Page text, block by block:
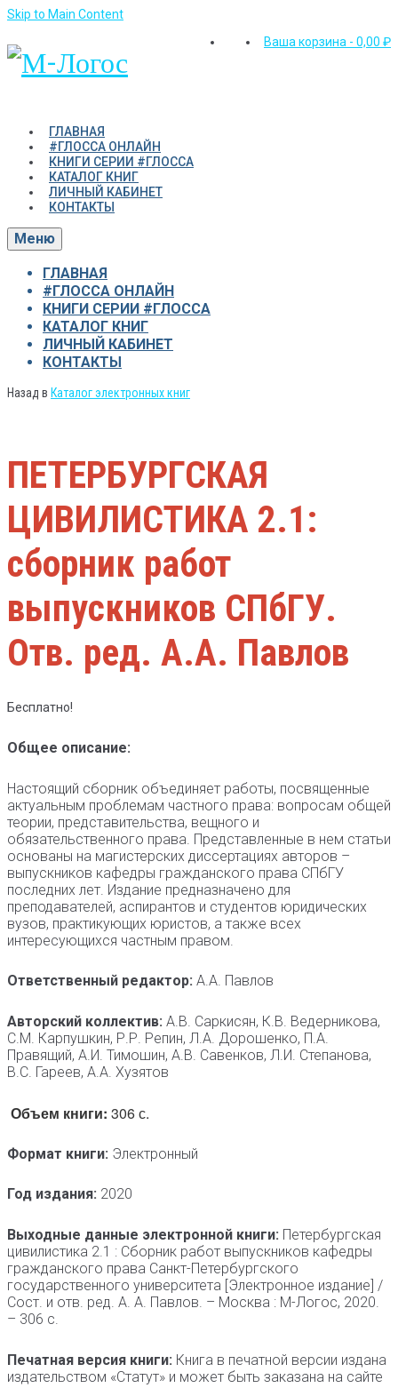
Skip to Main Content
Ваша корзина - 0,00 ₽
ГЛАВНАЯ
#ГЛОССА ОНЛАЙН
КНИГИ СЕРИИ #ГЛОССА
КАТАЛОГ КНИГ
ЛИЧНЫЙ КАБИНЕТ
КОНТАКТЫ
Меню
ГЛАВНАЯ
#ГЛОССА ОНЛАЙН
КНИГИ СЕРИИ #ГЛОССА
КАТАЛОГ КНИГ
ЛИЧНЫЙ КАБИНЕТ
КОНТАКТЫ
Назад в Каталог электронных книг
ПЕТЕРБУРГСКАЯ
ЦИВИЛИСТИКА 2.1:
сборник работ
выпускников СПбГУ.
Отв. ред. А.А. Павлов
Бесплатно!
Общее описание:
Настоящий сборник объединяет работы, посвященные
актуальным проблемам частного права: вопросам общей
теории, представительства, вещного и
обязательственного права. Представленные в нем статьи
основаны на магистерских диссертациях авторов –
выпускников кафедры гражданского права СПбГУ
последних лет. Издание предназначено для
преподавателей, аспирантов и студентов юридических
вузов, практикующих юристов, а также всех
интересующихся частным правом.
Ответственный редактор: А.А. Павлов
Авторский коллектив: А.В. Саркисян, К.В. Ведерникова,
С.М. Карпушкин, Р.Р. Репин, Л.А. Дорошенко, П.А.
Правящий, А.И. Тимошин, А.В. Савенков, Л.И. Степанова,
В.С. Гареев, А.А. Хузятов
Объем книги: 306 с.
Формат книги: Электронный
Год издания: 2020
Выходные данные электронной книги: Петербургская
цивилистика 2.1 : Сборник работ выпускников кафедры
гражданского права Санкт-Петербургского
государственного университета [Электронное издание] /
Сост. и отв. ред. А. А. Павлов. – Москва : М-Логос, 2020.
– 306 с.
Печатная версия книги: Книга в печатной версии издана
издательством «Статут» и может быть заказана на сайте